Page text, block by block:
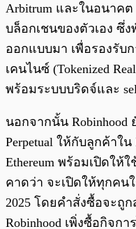
Arbitrum และในอนาคต
บล็อกเชนของตัวเอง ซึ่
ออกแบบมา เพื่อรองรับ
เคนไนซ์ (Tokenized
พร้อมระบบบริดจ์และ
นอกจากนั้น Robinhood
Perpetual ให้กับลูกค้าใ
Ethereum พร้อมเปิดให้ใ
คาดว่า จะเปิดให้ทุกคน
2025 โดยคำสั่งซื้อจะถู
Robinhood เพิ่งซื้อกิจก